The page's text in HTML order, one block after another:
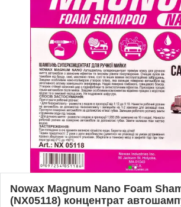
Nowax Magnum Nano Foam
(NX05118) концентрат